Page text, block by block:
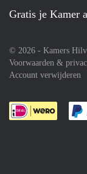
Gratis je Kamer
© 2026 - Kamers
Voorwaarden &
Account verwijderen